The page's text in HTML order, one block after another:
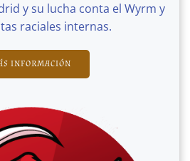
y su lucha conta el Wyrm y
raciales internas.
INFORMACIÓN